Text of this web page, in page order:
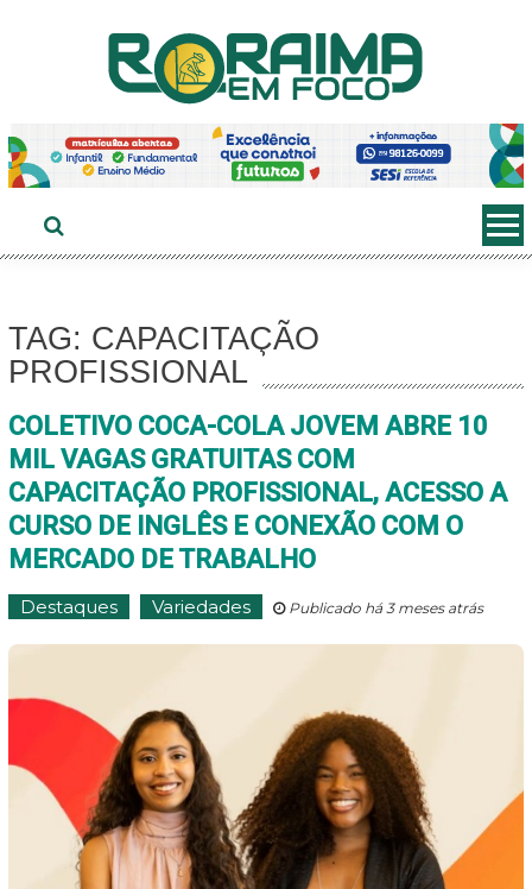
TAG: CAPACITAÇÃO
PROFISSIONAL
COLETIVO COCA-COLA JOVEM ABRE 10
MIL VAGAS GRATUITAS COM
CAPACITAÇÃO PROFISSIONAL, ACESSO A
CURSO DE INGLÊS E CONEXÃO COM O
MERCADO DE TRABALHO
Destaques Variedades Publicado há 3 meses atrás